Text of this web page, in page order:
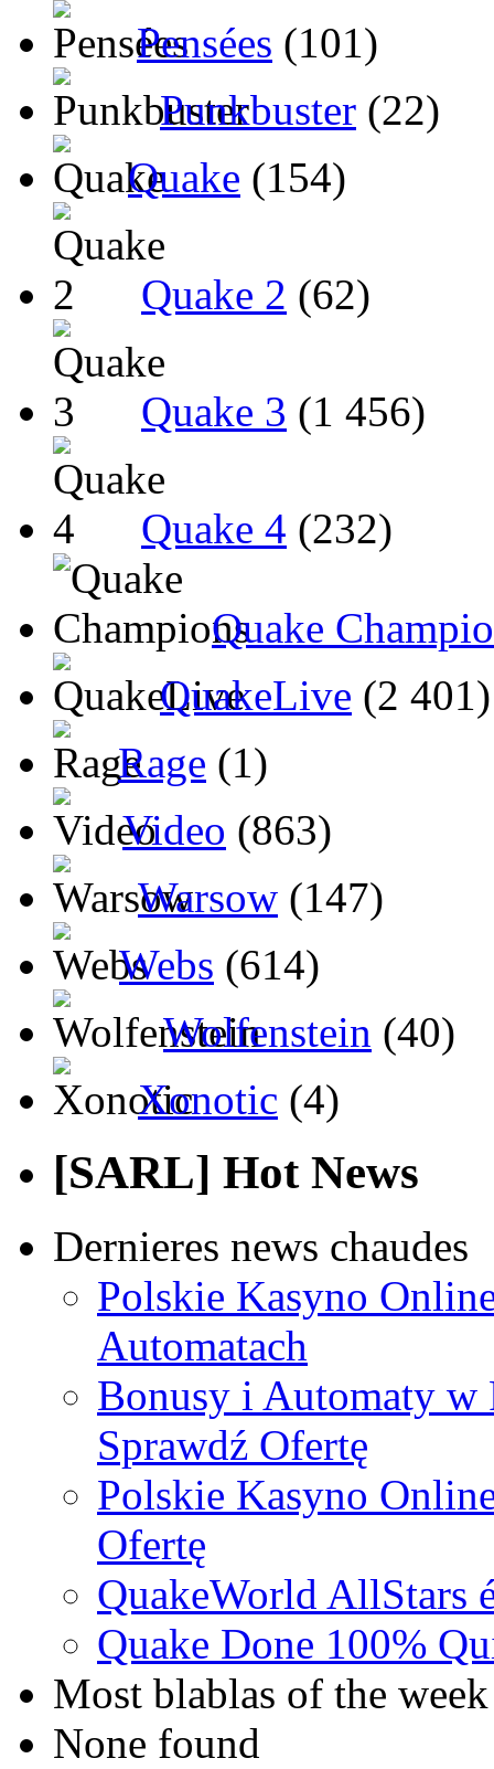
Pensées (101)
Punkbuster (22)
Quake (154)
Quake 2 (62)
Quake 3 (1 456)
Quake 4 (232)
Quake
QuakeLive (2 401)
Rage (1)
Video (863)
Warsow (147)
Webs (614)
Wolfenstein (40)
Xonotic (4)
[SARL] Hot News
Dernieres news chaudes
Polskie Kasyno
Automatach
Bonusy i Automaty w
Sprawdź Ofertę
Polskie Kasyno
Ofertę
QuakeWorld AllStars
Quake Done 100%
Most blablas of the week
None found